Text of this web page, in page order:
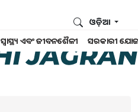
ସ୍ୱାସ୍ଥ୍ୟ ଏବଂ ଜୀବନଶୈଳୀ ସରକାରୀ
ଓଡ଼ିଆ